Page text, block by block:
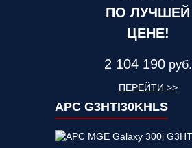
ПО ЛУЧШЕЙ
ЦЕНЕ!
2 104 190 руб.
ПЕРЕЙТИ >>
APC G3HTI30KHLS